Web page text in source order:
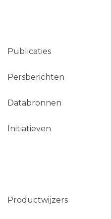
Publicaties
Persberichten
Databronnen
Initiatieven
Productwijzers